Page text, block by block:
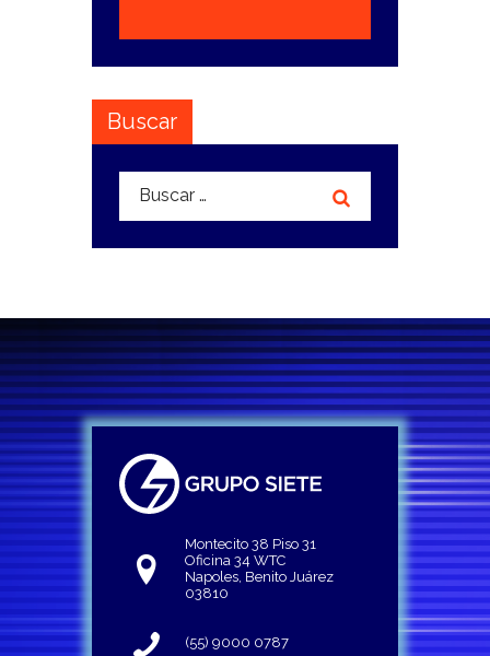
Buscar
Buscar:
Montecito 38 Piso 31
Oficina 34 WTC
Napoles, Benito Juárez
03810
(55) 9000 0787